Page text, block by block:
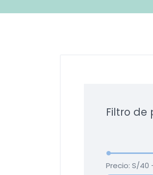
Filtro de
Precio: S/40